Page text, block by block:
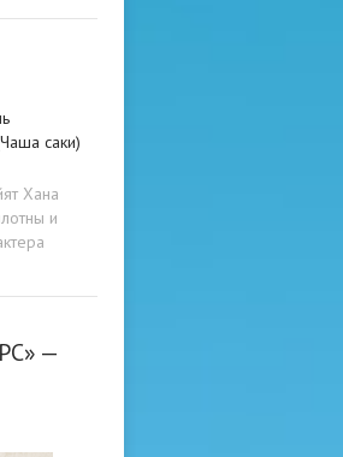
саки)
Хана
и
—